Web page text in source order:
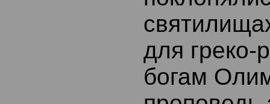
для греко-
богам